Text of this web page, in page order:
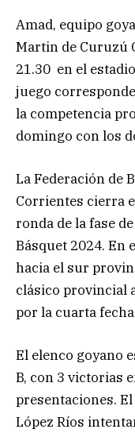
Amad, equipo
Martin de Curuzú
21.30 en el
juego
la competencia
domingo con los
La Federación de
Corrientes cierra
ronda de la fase
Básquet 2024. En
hacia el sur
clásico provincial
por la cuarta
El elenco goyano
B, con 3 victorias
presentaciones.
López Ríos